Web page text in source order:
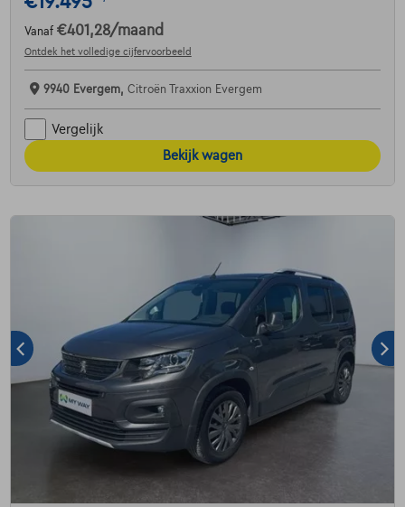
Vanaf €401,28/maand
Ontdek het volledige cijfervoorbeeld
9940 Evergem, Citroën Traxxion Evergem
Vergelijk
Bekijk wagen